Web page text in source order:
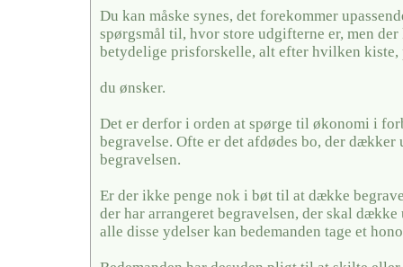
Du kan måske synes, det forekommer
spørgsmål til, hvor store udgifterne er, men
betydelige prisforskelle, alt efter hvilken kiste,
du ønsker.
Det er derfor i orden at spørge til økonomi i
begravelse. Ofte er det afdødes bo, der
begravelsen.
Er der ikke penge nok i bøt til at dække
der har arrangeret begravelsen, der skal
alle disse ydelser kan bedemanden tage et